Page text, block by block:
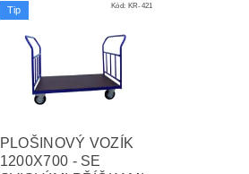
Tip Kód: KR-421
PLOŠINOVÝ VOZÍK
1200X700 - SE